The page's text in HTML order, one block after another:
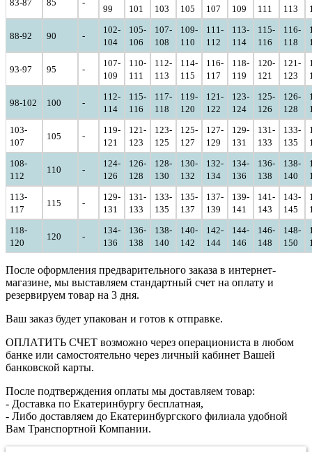
83-87 85 -
99
101
103
105
107
109
111
113
88-92 90 -
102-
104
105-
106
107-
108
109-
110
111-
112
113-
114
115-
116
116-
118
93-97 95 -
107-
109
110-
111
112-
113
114-
115
116-
117
118-
119
120-
121
121-
123
98-102 100 -
112-
114
115-
116
117-
118
119-
120
121-
122
123-
124
125-
126
126-
128
103-
107
105 -
119-
121
121-
123
123-
125
125-
127
127-
129
129-
131
131-
133
133-
135
108-
112
110 -
124-
126
126-
128
128-
130
130-
132
132-
134
134-
136
136-
138
138-
140
113-
117
115 -
129-
131
131-
133
133-
135
135-
137
137-
139
139-
141
141-
143
143-
145
118-
120
120 -
134-
136
136-
138
138-
140
140-
142
142-
144
144-
146
146-
148
148-
150
После оформления предварительного заказа в интернет-
магазине, мы выставляем стандартный счет на оплату и
резервируем товар на 3 дня.
Ваш заказ будет упакован и готов к отправке.
ОПЛАТИТЬ СЧЕТ возможно через операциониста в любом
банке или самостоятельно через личный кабинет Вашей
банковской карты.
После подтверждения оплаты мы доставляем товар:
- Доставка по Екатеринбургу бесплатная,
- Либо доставляем до Екатеринбургского филиала удобной
Вам Транспортной Компании.